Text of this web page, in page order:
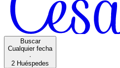
Buscar
Cualquier fecha
·
2 Huéspedes